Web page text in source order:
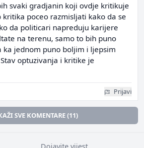
svaki gradjanin koji ovdje kritikuje
poceo razmisljati kako da se
da politicari napreduju karijere
na terenu, samo to bih puno
ka jednom puno boljim i ljepsim
optuzivanja i kritike je
Prijavi
SVE KOMENTARE (11)